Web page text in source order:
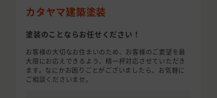
カタヤマ建築塗装
塗装のことならお任せください！
お客様の大切なお住まいのため、お客様のご要望を最
大限にお応えできるよう、精一杯対応させていただき
ます。なにかお困りごとがございましたら、お気軽に
ご相談くださいませ。